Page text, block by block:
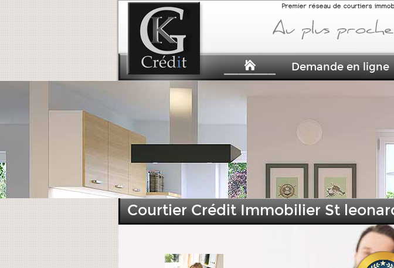
Courtier Crédit Immobilier St
Premier réseau de courtiers
Demande en ligne